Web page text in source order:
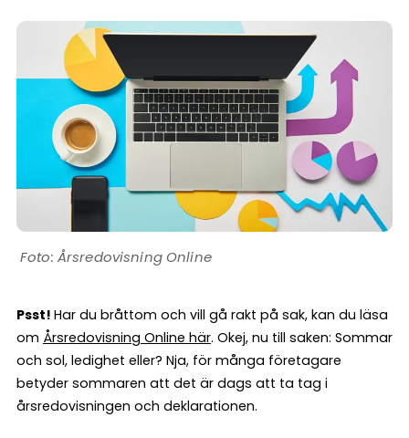
Årsredovisning Online
Psst! Har du bråttom och vill gå rakt på sak, kan du läsa
om Årsredovisning Online här. Okej, nu till saken: Sommar
och sol, ledighet eller? Nja, för många företagare
betyder sommaren att det är dags att ta tag i
årsredovisningen och deklarationen.